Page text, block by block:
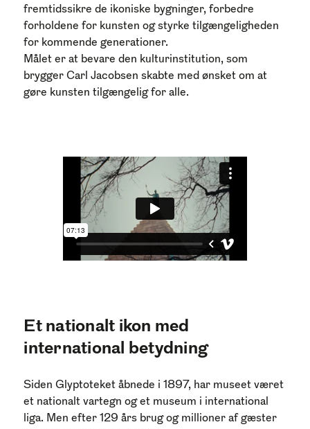
fremtidssikre de ikoniske bygninger, forbedre
forholdene for kunsten og styrke tilgængeligheden
for kommende generationer.
Målet er at bevare den kulturinstitution, som
brygger Carl Jacobsen skabte med ønsket om at
gøre kunsten tilgængelig for alle.
Et nationalt ikon med
international betydning
Siden Glyptoteket åbnede i 1897, har museet været
et nationalt vartegn og et museum i international
liga. Men efter 129 års brug og millioner af gæster